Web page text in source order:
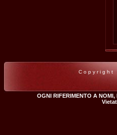
Copyright
OGNI RIFERIMENTO A